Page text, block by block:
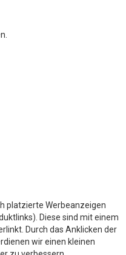
platzierte Werbeanzeigen
Diese sind mit einem
Durch das Anklicken der
wir einen kleinen